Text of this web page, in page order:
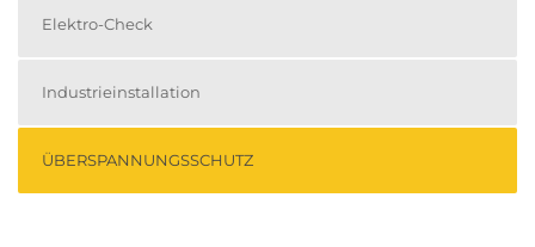
Elektro-Check
Industrieinstallation
ÜBERSPANNUNGSSCHUTZ